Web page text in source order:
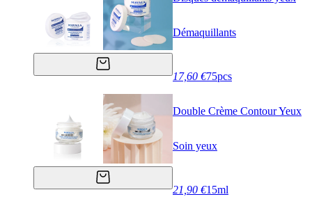
Démaquillants
17,60 €75pcs
Double Crème Contour Yeux
Soin yeux
21,90 €15ml